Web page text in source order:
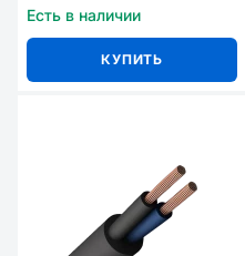
Есть в наличии
КУПИТЬ